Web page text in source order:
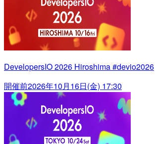
DevelopersIO 2026 Hiroshima #devio2026
開催前2026年10月16日(金) 17:30